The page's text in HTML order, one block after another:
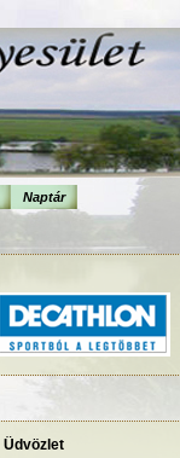
Naptár
Üdvözlet